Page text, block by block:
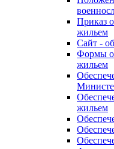
Приказ
жильем
Сайт -
Формы
жильем
жильем